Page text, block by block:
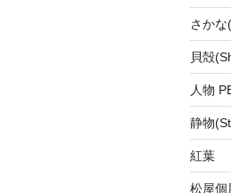
さかな
貝殻
人物
静物
紅葉
松屋個